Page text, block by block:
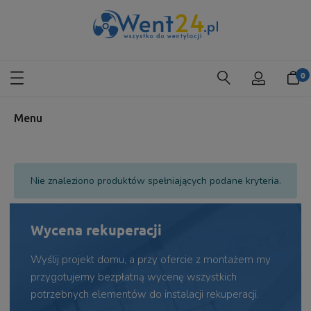
Menu
Nie znaleziono produktów spełniających podane kryteria.
Wycena rekuperacji
Wyślij projekt domu, a przy ofercie z montażem my
przygotujemy bezpłatną wycenę wszystkich
potrzebnych elementów do instalacji rekuperacji.